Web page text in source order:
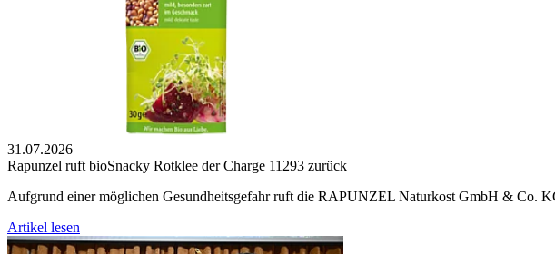
31.07.2026
Rapunzel ruft bioSnacky Rotklee der Charge 11293 zurück
Aufgrund einer möglichen Gesundheitsgefahr ruft die RAPUNZEL Naturkost GmbH & Co.
Artikel lesen